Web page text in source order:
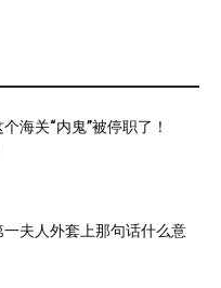
海关“内鬼”被停职了！
夫人外套上那句话什么意